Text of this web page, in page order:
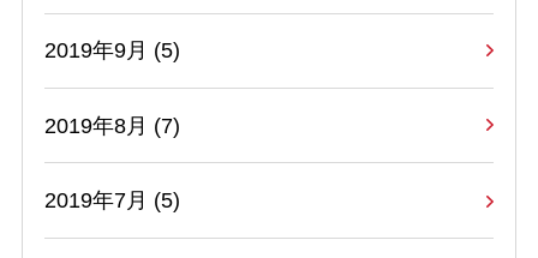
2019年9月 (5)
2019年8月 (7)
2019年7月 (5)